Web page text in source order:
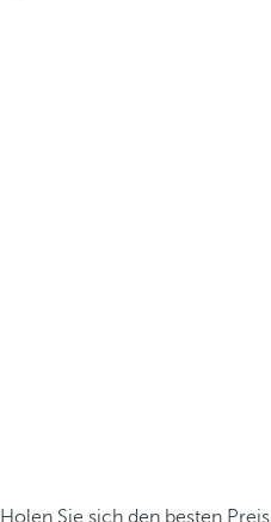
Holen Sie sich den besten